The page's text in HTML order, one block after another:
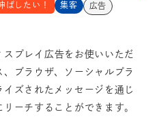
ばしたい！ 集客 広告
プレイ広告をお使いいただ
ブラウザ、ソーシャルプラ
ズされたメッセージを通じ
ーチすることができます。